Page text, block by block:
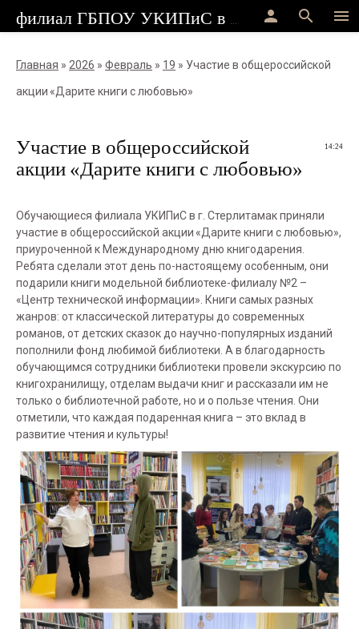
menu
search
person
Главная » 2026 » Февраль » 19 » Участие в общероссийской
акции «Дарите книги с любовью»
14:24
Участие в общероссийской
акции «Дарите книги с любовью»
Обучающиеся филиала УКИПиС в г. Стерлитамак приняли
участие в общероссийской акции «Дарите книги с любовью»,
приуроченной к Международному дню книгодарения.
Ребята сделали этот день по-настоящему особенным, они
подарили книги модельной библиотеке-филиалу №2 –
«Центр технической информации». Книги самых разных
жанров: от классической литературы до современных
романов, от детских сказок до научно-популярных изданий
пополнили фонд любимой библиотеки. А в благодарность
обучающимся сотрудники библиотеки провели экскурсию по
книгохранилищу, отделам выдачи книг и рассказали им не
только о библиотечной работе, но и о пользе чтения. Они
отметили, что каждая подаренная книга – это вклад в
развитие чтения и культуры!